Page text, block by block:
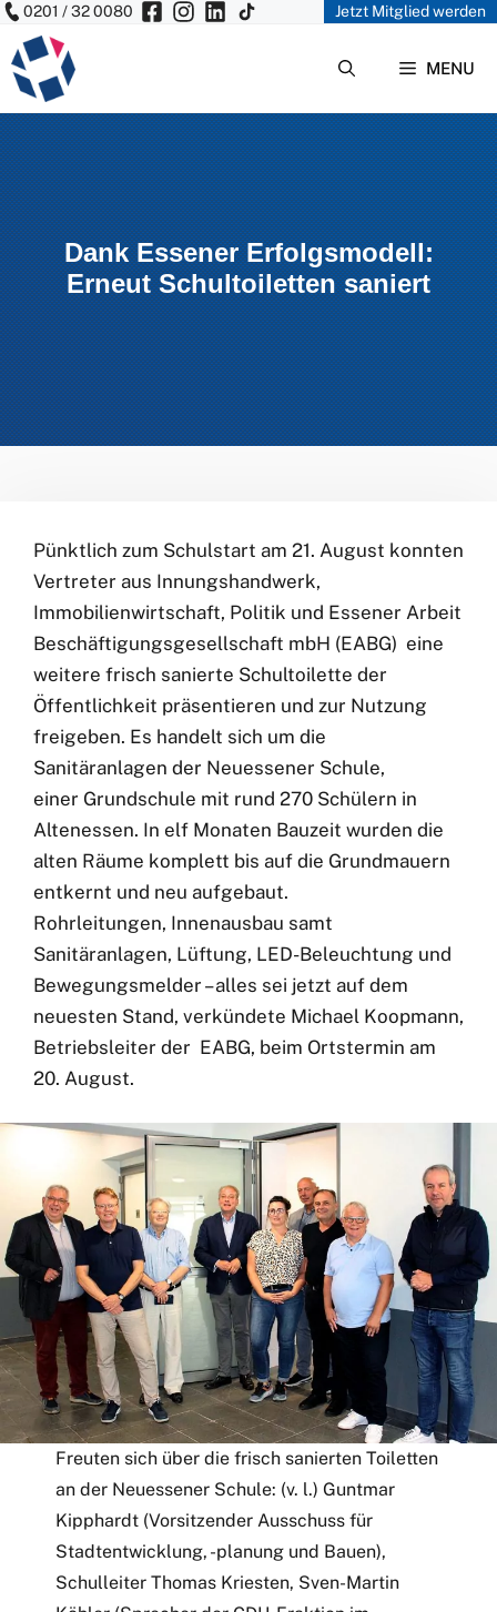
Zum
Inhalt
springen
0201 / 32 0080 Jetzt Mitglied werden
MENU
Dank Essener Erfolgsmodell:
Erneut Schultoiletten saniert
Pünktlich zum Schulstart am 21. August konnten
Vertreter aus Innungshandwerk,
Immobilienwirtschaft, Politik und Essener Arbeit
Beschäftigungsgesellschaft mbH (EABG) eine
weitere frisch sanierte Schultoilette der
Öffentlichkeit präsentieren und zur Nutzung
freigeben. Es handelt sich um die
Sanitäranlagen der Neuessener Schule,
einer Grundschule mit rund 270 Schülern in
Altenessen. In elf Monaten Bauzeit wurden die
alten Räume komplett bis auf die Grundmauern
entkernt und neu aufgebaut.
Rohrleitungen, Innenausbau samt
Sanitäranlagen, Lüftung, LED-Beleuchtung und
Bewegungsmelder – alles sei jetzt auf dem
neuesten Stand, verkündete Michael Koopmann,
Betriebsleiter der EABG, beim Ortstermin am
20. August.
Freuten sich über die frisch sanierten Toiletten
an der Neuessener Schule: (v. l.) Guntmar
Kipphardt (Vorsitzender Ausschuss für
Stadtentwicklung, -planung und Bauen),
Schulleiter Thomas Kriesten, Sven-Martin